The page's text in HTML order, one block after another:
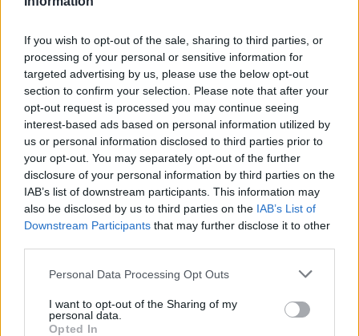
If you wish to opt-out of the sale, sharing to third parties, or
processing of your personal or sensitive information for
targeted advertising by us, please use the below opt-out
section to confirm your selection. Please note that after your
opt-out request is processed you may continue seeing
interest-based ads based on personal information utilized by
us or personal information disclosed to third parties prior to
your opt-out. You may separately opt-out of the further
disclosure of your personal information by third parties on the
IAB’s list of downstream participants. This information may
also be disclosed by us to third parties on the IAB’s List of
Downstream Participants that may further disclose it to other
Personal Data Processing Opt Outs
I want to opt-out of the Sharing of my
personal data.
Opted In
Ελληνικοί δορυφόροι και
μικροδορυφόροι για
στρατιωτική χρήση: Ο
σχεδιασμός του ΓΕΕΘΑ για
αξιοποίηση της
WSJ: Ο Πούτιν
δοκιμάσει τη
ΝΑΤΟ με
εισβολή,
αμερικανικές